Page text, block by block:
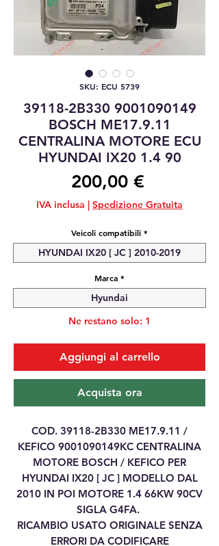
SKU: ECU 5739
39118-2B330 9001090149
BOSCH ME17.9.11
CENTRALINA MOTORE ECU
HYUNDAI IX20 1.4 90
200,00 €
IVA inclusa | Spedizione Gratuita
Veicoli compatibili *
HYUNDAI IX20 [ JC ] 2010-2019
Marca *
Hyundai
Ne restano solo: 1
Aggiungi al carrello
Acquista ora
COD. 39118-2B330 ME17.9.11 /
KEFICO 9001090149KC CENTRALINA
MOTORE BOSCH / KEFICO PER
HYUNDAI IX20 [ JC ] MODELLO DAL
2010 IN POI MOTORE 1.4 66KW 90CV
SIGLA G4FA.
RICAMBIO USATO ORIGINALE SENZA
ERRORI DA CODIFICARE